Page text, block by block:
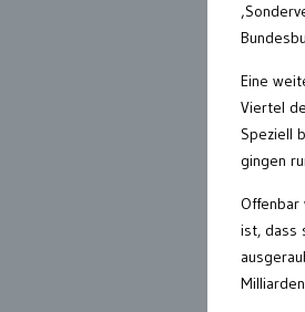
Eine
Viertel
Speziell
gingen
ist, dass